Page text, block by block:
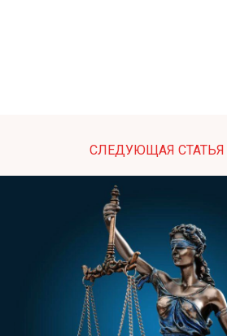
СЛЕДУЮЩАЯ СТАТЬЯ